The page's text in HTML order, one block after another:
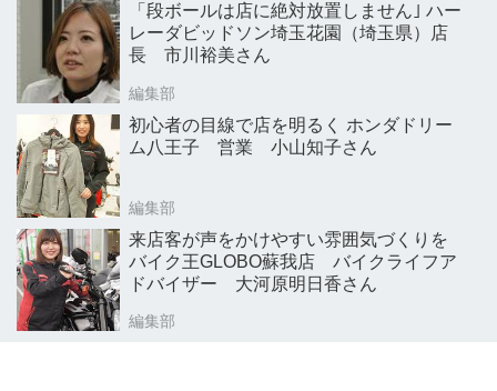
「段ボールは店に絶対放置しません｣ ハー
レーダビッドソン埼玉花園（埼玉県）店
長 市川裕美さん
編集部
初心者の目線で店を明るく ホンダドリー
ム八王子 営業 小山知子さん
編集部
来店客が声をかけやすい雰囲気づくりを
バイク王GLOBO蘇我店 バイクライフア
ドバイザー 大河原明日香さん
編集部